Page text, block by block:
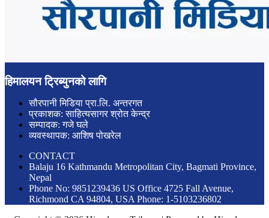
हिमालयन ट्रिब्युनको लागि
सौरपानी मिडिया प्रा.लि. अन्तरगत
प्रकाशक: साहित्यसागर श्रोत केन्द्र
सम्पादक: गजे घले
व्यवस्थापक: आशिष पोखरेल
CONTACT
Balaju 16 Kathmandu Metropolitan City, Bagmati Province,
Nepal
Phone No: 9851239436 US Office 4725 Fall Avenue,
Richmond CA 94804, USA Phone: 1-5103236802